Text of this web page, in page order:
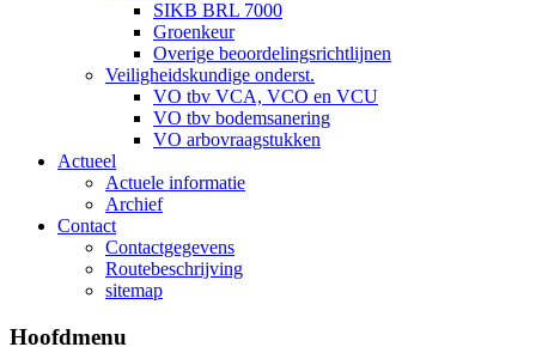
SIKB BRL 7000
Groenkeur
Overige beoordelingsrichtlijnen
Veiligheidskundige onderst.
VO tbv VCA, VCO en VCU
VO tbv bodemsanering
VO arbovraagstukken
Actueel
Actuele informatie
Archief
Contact
Contactgegevens
Routebeschrijving
sitemap
Hoofdmenu